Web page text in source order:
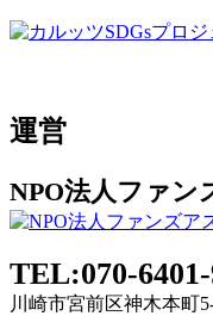
運営
NPO法人ファン
TEL:070-
川崎市宮前区神木本町